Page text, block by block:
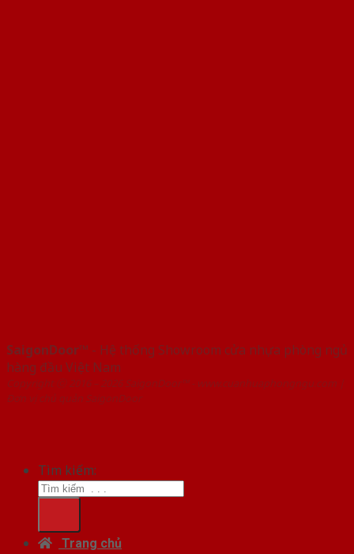
SaigonDoor™ - Hệ thống Showroom cửa nhựa phòng ngủ
hàng đầu Việt Nam
Copyright ⓒ 2016 – 2026 SaigonDoor™ - www.cuanhuaphongngu.com |
Đơn vị chủ quản SaigonDoor
Tìm kiếm:
Trang chủ